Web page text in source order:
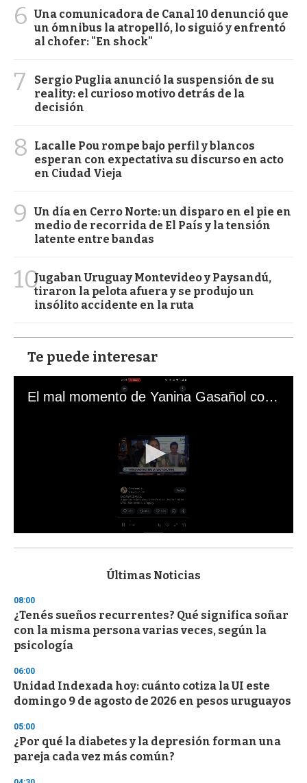
6 Una comunicadora de Canal 10 denunció que
un ómnibus la atropelló, lo siguió y enfrentó
al chofer: "En shock"
7
Sergio Puglia anunció la suspensión de su
reality: el curioso motivo detrás de la
decisión
8
Lacalle Pou rompe bajo perfil y blancos
esperan con expectativa su discurso en acto
en Ciudad Vieja
9
Un día en Cerro Norte: un disparo en el pie en
medio de recorrida de El País y la tensión
latente entre bandas
10Jugaban Uruguay Montevideo y Paysandú,
tiraron la pelota afuera y se produjo un
insólito accidente en la ruta
Te puede interesar
El mal momento de Yanina Gasañol con un hincha argentino en "Subrayado"
s
d
s
o
f
3
s
e
c
o
d
Últimas Noticias
08:00
¿Tenés sueños recurrentes? Qué significa soñar
con la misma persona varias veces, según la
psicología
06:00
Unidad Indexada hoy: cuánto cotiza la UI este
domingo 9 de agosto de 2026 en pesos uruguayos
05:00
¿Por qué la diabetes y la depresión forman una
pareja cada vez más común?